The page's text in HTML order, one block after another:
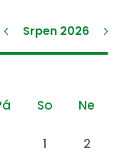
Srpen 2026
So Ne
1 2